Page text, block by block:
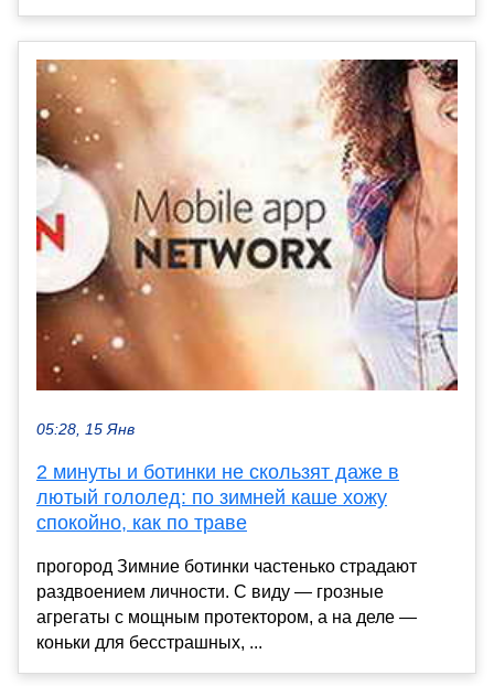
05:28, 15 Янв
2 минуты и ботинки не скользят даже в
лютый гололед: по зимней каше хожу
спокойно, как по траве
прогород Зимние ботинки частенько страдают
раздвоением личности. С виду — грозные
агрегаты с мощным протектором, а на деле —
коньки для бесстрашных, ...